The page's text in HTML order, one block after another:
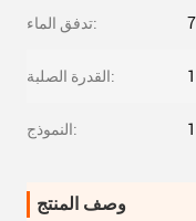
تدفق الماء:
القدرة الصلبة:
النموذج:
وصف المنتج